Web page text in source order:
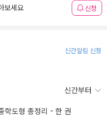
보세요 신청
신간알림 신청
신간부터
학도형 총정리 - 한 권